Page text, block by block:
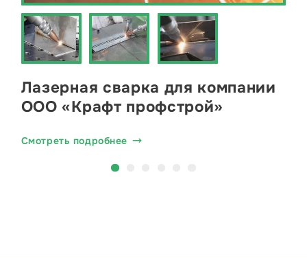
почту kp@металлэкспресс.рф.
Лазерная сварка для компании
ООО «Крафт профстрой»
Смотреть подробнее